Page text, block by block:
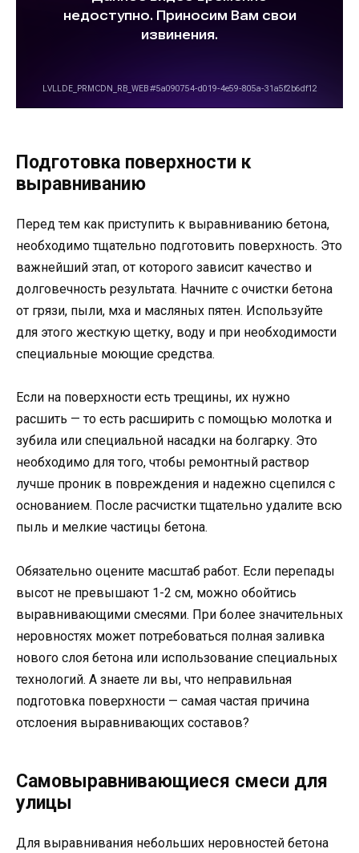
Подготовка поверхности к
выравниванию
Перед тем как приступить к выравниванию бетона,
необходимо тщательно подготовить поверхность. Это
важнейший этап, от которого зависит качество и
долговечность результата. Начните с очистки бетона
от грязи, пыли, мха и масляных пятен. Используйте
для этого жесткую щетку, воду и при необходимости
специальные моющие средства.
Если на поверхности есть трещины, их нужно
расшить — то есть расширить с помощью молотка и
зубила или специальной насадки на болгарку. Это
необходимо для того, чтобы ремонтный раствор
лучше проник в повреждения и надежно сцепился с
основанием. После расчистки тщательно удалите всю
пыль и мелкие частицы бетона.
Обязательно оцените масштаб работ. Если перепады
высот не превышают 1-2 см, можно обойтись
выравнивающими смесями. При более значительных
неровностях может потребоваться полная заливка
нового слоя бетона или использование специальных
технологий. А знаете ли вы, что неправильная
подготовка поверхности — самая частая причина
отслоения выравнивающих составов?
Самовыравнивающиеся смеси для
улицы
Для выравнивания небольших неровностей бетона